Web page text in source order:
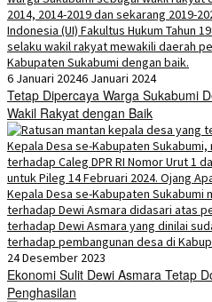
6 Januari 20246 Januari 2024
Tetap Dipercaya Warga Sukabumi
Wakil Rakyat dengan Baik
24 Desember 2023
Ekonomi Sulit Dewi Asmara Tetap
Penghasilan